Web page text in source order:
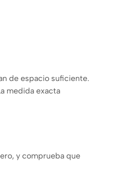
de espacio suficiente.
medida exacta
y comprueba que